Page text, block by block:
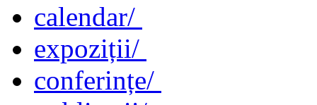
calendar/
expoziții/
conferințe/